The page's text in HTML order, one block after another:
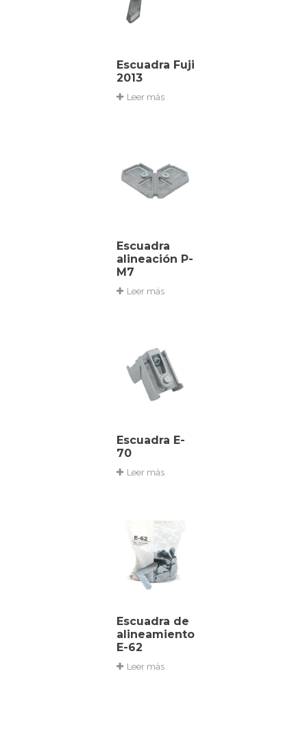
Escuadra Fuji
2013
Leer más
Escuadra
alineación P-
M7
Leer más
Escuadra E-
70
Leer más
Escuadra de
alineamiento
E-62
Leer más